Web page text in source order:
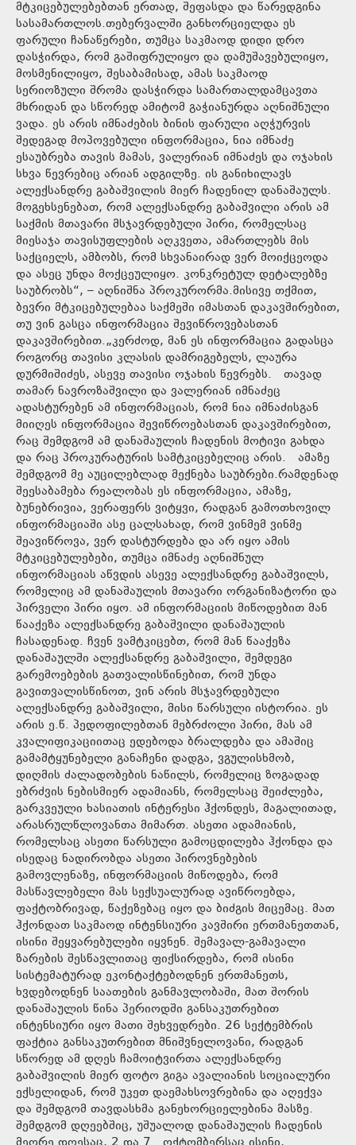
მტკიცებულებებთან ერთად, შეფასდა და წარედგინა
სასამართლოს.თებერვალში განხორციელდა ეს
ფარული ჩანაწერები, თუმცა საკმაოდ დიდი დრო
დასჭირდა, რომ გაშიფრულიყო და დამუშავებულიყო,
მოსმენილიყო, შესაბამისად, ამას საკმაოდ
სერიოზული შრომა დასჭირდა სამართალდამცავთა
მხრიდან და სწორედ ამიტომ გაჭიანურდა აღნიშნული
ვადა. ეს არის იმნაძების ბინის ფარული აღჭურვის
შედეგად მოპოვებული ინფორმაცია, ნია იმნაძე
ესაუბრება თავის მამას, ვალერიან იმნაძეს და ოჯახის
სხვა წევრებიც არიან ადგილზე. ის განიხილავს
ალექსანდრე გაბაშვილის მიერ ჩადენილ დანაშაულს.
მოგეხსენებათ, რომ ალექსანდრე გაბაშვილი არის ამ
საქმის მთავარი მსჯავრდებული პირი, რომელსაც
მიესაჯა თავისუფლების აღკვეთა, ამართლებს მის
საქციელს, ამბობს, რომ სხვანაირად ვერ მოიქცეოდა
და ასეც უნდა მოქცეულიყო. კონკრეტულ დეტალებზე
საუბრობს“, – აღნიშნა პროკურორმა.მისივე თქმით,
ბევრი მტკიცებულებაა საქმეში იმასთან დაკავშირებით,
თუ ვინ გასცა ინფორმაცია შევიწროვებასთან
დაკავშირებით.„კერძოდ, მან ეს ინფორმაცია გადასცა
როგორც თავისი კლასის დამრიგებელს, ლაურა
დურმიშიძეს, ასევე თავისი ოჯახის წევრებს. თავად
თამარ ნავროზაშვილი და ვალერიან იმნაძეც
ადასტურებენ ამ ინფორმაციას, რომ ნია იმნაძისგან
მიიღეს ინფორმაცია შევიწროებასთან დაკავშირებით,
რაც შემდგომ ამ დანაშაულის ჩადენის მოტივი გახდა
და რაც პროკურატურის სამტკიცებელიც არის. ამაზე
შემდგომ მე აუცილებლად მექნება საუბრები.რამდენად
შეესაბამება რეალობას ეს ინფორმაცია, ამაზე,
ბუნებრივია, ვერაფერს ვიტყვი, რადგან გამოთხოვილ
ინფორმაციაში ასე ცალსახად, რომ ვინმემ ვინმე
შეავიწროვა, ვერ დასტურდება და არ იყო ამის
მტკიცებულებები, თუმცა იმნაძე აღნიშნულ
ინფორმაციას აწვდის ასევე ალექსანდრე გაბაშვილს,
რომელიც ამ დანაშაულის მთავარი ორგანიზატორი და
პირველი პირი იყო. ამ ინფორმაციის მიწოდებით მან
წააქეზა ალექსანდრე გაბაშვილი დანაშაულის
ჩასადენად. ჩვენ ვამტკიცებთ, რომ მან წააქეზა
დანაშაულში ალექსანდრე გაბაშვილი, შემდეგი
გარემოებების გათვალისწინებით, რომ უნდა
გავითვალისწინოთ, ვინ არის მსჯავრდებული
ალექსანდრე გაბაშვილი, მისი წარსული ისტორია. ეს
არის ე.წ. პედოფილებთან მებრძოლი პირი, მას ამ
კვალიფიკაციითაც ედებოდა ბრალდება და ამაშიც
გამამტყუნებელი განაჩენი დადგა, ვგულისხმობ,
დიღმის ძალადობების ნაწილს, რომელიც ზოგადად
ებრძვის ნებისმიერ ადამიანს, რომელსაც შეიძლება,
გარკვეული ხასიათის ინტერესი ჰქონდეს, მაგალითად,
არასრულწლოვანთა მიმართ. ასეთი ადამიანის,
რომელსაც ასეთი წარსული გამოცდილება ჰქონდა და
ისედაც ნადირობდა ასეთი პიროვნებების
გამოვლენაზე, ინფორმაციის მიწოდება, რომ
მასწავლებელი მას სექსუალურად ავიწროებდა,
ფაქტობრივად, წაქეზებაც იყო და ბიძგის მიცემაც. მათ
ჰქონდათ საკმაოდ ინტენსიური კავშირი ერთმანეთთან,
ისინი შეყვარებულები იყვნენ. შემავალ-გამავალი
ზარების შესწავლითაც ფიქსირდება, რომ ისინი
სისტემატურად ეკონტაქტებოდნენ ერთმანეთს,
ხვდებოდნენ საათების განმავლობაში, მათ შორის
დანაშაულის წინა პერიოდში განსაკუთრებით
ინტენსიური იყო მათი შეხვედრები. 26 სექტემბრის
ფაქტია განსაკუთრებით მნიშვნელოვანი, რადგან
სწორედ ამ დღეს ჩამოიტვირთა ალექსანდრე
გაბაშვილის მიერ ფოტო გიგა ავალიანის სოციალური
ექსელიდან, რომ უკეთ დაემახსოვრებინა და აღექვა
და შემდგომ თავდასხმა განეხორციელებინა მასზე.
შემდგომ დღეებშიც, უშუალოდ დანაშაულის ჩადენის